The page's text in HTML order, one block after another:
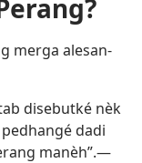
merga alesan-
disebutké nèk
dadi
manèh”.—